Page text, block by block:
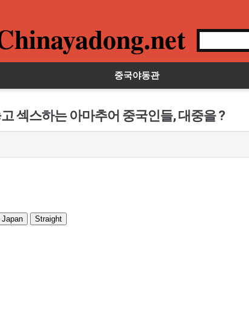
중국야동관
섹스하는 아마추어 중국인들, 대중을 ?